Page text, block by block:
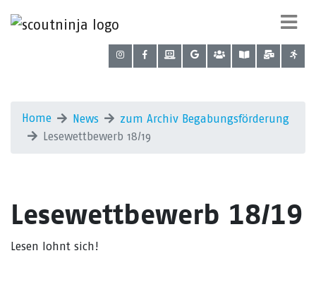
Home News
zum Archiv Begabungsförderung
Lesewettbewerb 18/19
Lesewettbewerb 18/19
Lesen lohnt sich!